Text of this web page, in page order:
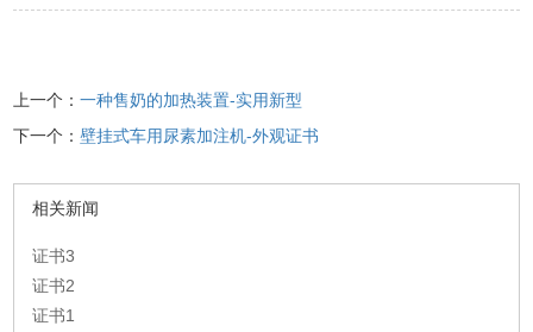
上一个：一种售奶的加热装置-实用新型
下一个：壁挂式车用尿素加注机-外观证书
相关新闻
证书3
证书2
证书1